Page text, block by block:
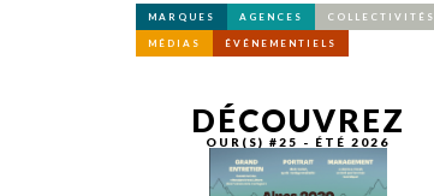
MARQUES AGENCES COLLECTIVITÉS
MÉDIAS ÉVÉNEMENTIELS
DÉCOUVREZ
OUR(S) #25 - ÉTÉ 2026